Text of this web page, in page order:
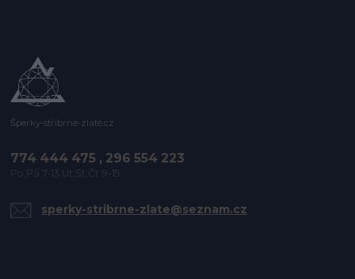
Šperky-stříbrné-zlaté.cz
774 444 475 , 296 554 223
Po,Pá 7-13 Út,St,Čt 9-15
sperky-stribrne-zlate@seznam.cz